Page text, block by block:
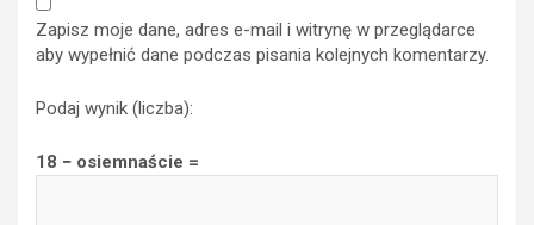
Zapisz moje dane, adres e-mail i witrynę w przeglądarce
aby wypełnić dane podczas pisania kolejnych komentarzy.
Podaj wynik (liczba):
18 − osiemnaście =